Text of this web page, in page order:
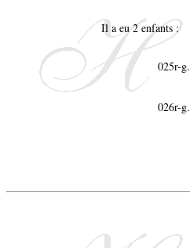
Il a eu 2 enfants :
025r-g.
026r-g.